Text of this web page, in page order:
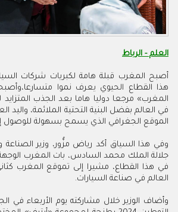
العلم - الرباط
أصبح المغرب قبلة هامة لكبريات شركات
هذا القطاع الحيوي يعرف نموا
المغرب» مرجعا دوليا هاما بعد الجذب
في العالم بفضل البنية التحتية الملائمة، واليد
الموقع الجغرافي الذي يسمح بسهولة للوصول
وفي هذا السياق أكد رياض مزُّور، وزير الصناعة
جلالة الملك محمد السادس، بات المغرب الوجهة
في هذا القطاع، مشيرا إلى تموقع المغرب
العالم في صناعة السيارات.
وأضاف الوزير خلال مشاركته يوم الأربعاء في